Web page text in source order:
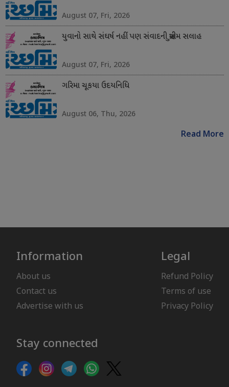
August 07, Fri, 2026
યુવાનો સાથે સંઘર્ષ નહીં પણ સંવાદની સુપ્રીમ સલાહ
August 07, Fri, 2026
ગરિમા ચૂકયા ઉદયનિધિ
August 06, Thu, 2026
Read More
Information
About us
Contact us
Advertise with us
Legal
Refund Policy
Terms of use
Privacy Policy
Stay connected